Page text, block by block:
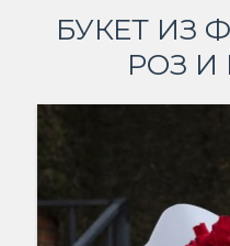
БУКЕТ ИЗ
РОЗ